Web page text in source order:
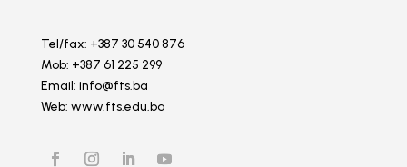
Tel/fax: +387 30 540 876
Mob: +387 61 225 299
Email: info@fts.ba
Web: www.fts.edu.ba